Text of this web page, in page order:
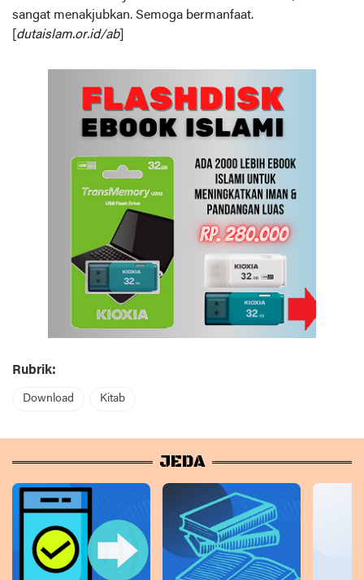
sangat menakjubkan. Semoga bermanfaat.
dutaislam.or.id/ab]
Rubrik:
Download Kitab
JEDA